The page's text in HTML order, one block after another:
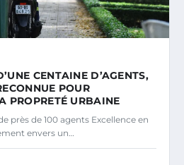
CENTAINE D’AGENTS,
POUR
PROPRETÉ URBAINE
près de 100 agents Excellence en
envers un…